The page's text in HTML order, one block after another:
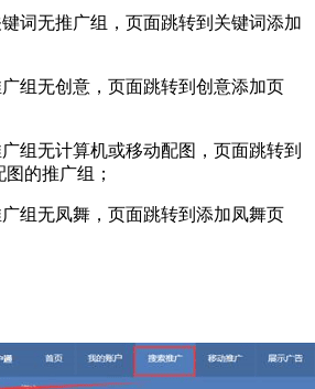
无推广组，页面跳转到关键词添加
无创意，页面跳转到创意添加页
无计算机或移动配图，页面跳转到
的推广组；
无凤舞，页面跳转到添加凤舞页